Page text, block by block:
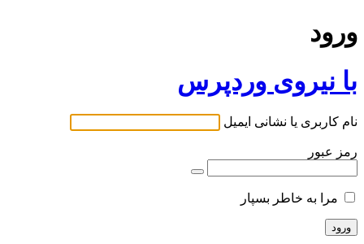
ورود
با نیروی وردپرس
نام کاربری یا نشانی ایمیل
رمز عبور
مرا به خاطر بسپار